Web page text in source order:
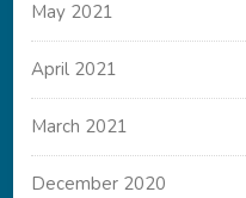
May 2021
April 2021
March 2021
December 2020